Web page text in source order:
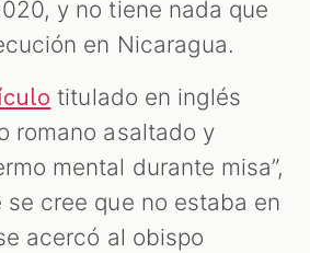
y no tiene nada que
en Nicaragua.
titulado en inglés
romano asaltado y
mental durante misa”,
se cree que no estaba en
acercó al obispo